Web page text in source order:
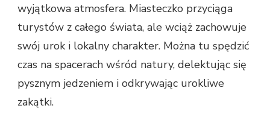
wyjątkowa atmosfera. Miasteczko przyciąga
turystów z całego świata, ale wciąż zachowuje
swój urok i lokalny charakter. Można tu spędzić
czas na spacerach wśród natury, delektując się
pysznym jedzeniem i odkrywając urokliwe
zakątki.